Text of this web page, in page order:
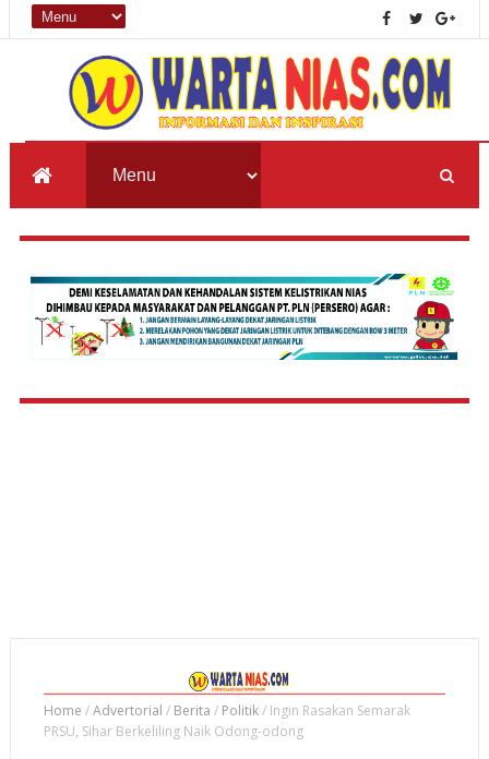
Home /Advertorial / Berita / Politik/ Ingin Rasakan Semarak
PRSU, Sihar Berkeliling Naik Odong-odong